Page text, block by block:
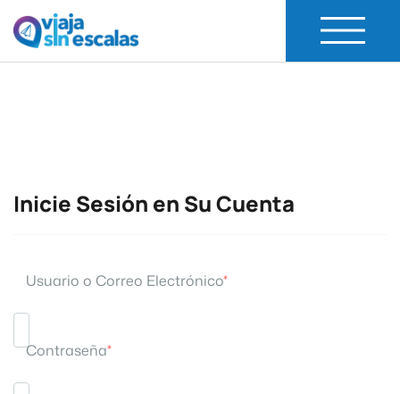
Inicie Sesión en Su Cuenta
Usuario o Correo Electrónico*
Contraseña*